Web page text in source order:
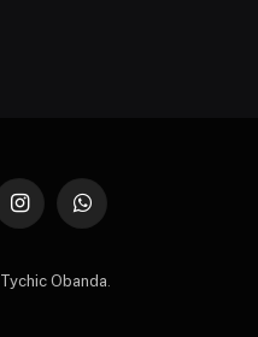
InstagramWhatsApp
Tychic Obanda